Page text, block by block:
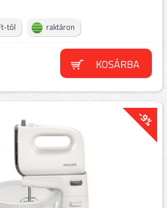
tól raktáron
KOSÁRBA
-9%